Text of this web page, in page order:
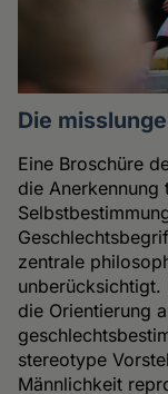
Die
Eine Broschüre
die Anerkennung
zentrale
unberücksichtigt.
die Orientierung
stereotype
Männlichkeit